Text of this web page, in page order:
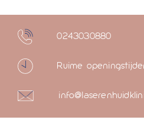
0243030880
Ruime